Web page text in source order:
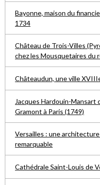
Bayonne, maison du
1734
Château de Trois-Villes
chez les Mousquetaires du
Châteaudun, une ville
Jacques Hardouin-Mansart
Gramont à Paris (1749)
Versailles : une
remarquable
Cathédrale Saint-Louis de